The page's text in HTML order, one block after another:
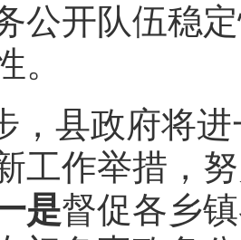
公开队伍稳
。
，县政府将
工作举措，
是督促各乡